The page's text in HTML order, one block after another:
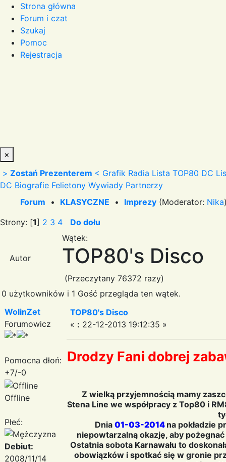
Strona główna
Forum i czat
Szukaj
Pomoc
Rejestracja
×
> Zostań Prezenterem < Grafik Radia Lista TOP80 DC
DC Biografie Felietony Wywiady Partnerzy
Forum • KLASYCZNE • Imprezy (Moderator: Nika
Strony: [1] 2 3 4 Do dołu
Autor
Wątek:
TOP80's Disco
(Przeczytany 76372 razy)
0 użytkowników i 1 Gość przegląda ten wątek.
WolinZet
Forumowicz
Pomocna dłoń:
+7/-0
Offline
Płeć:
Debiut:
2008/11/14
TOP80's Disco
« : 22-12-2013 19:12:35 »
Drodzy Fani dobrej
Z wielką przyjemnością mamy
Stena Line we współpracy z Top80 i
Dnia 01-03-2014 na pokładzie
niepowtarzalną okazję, aby
Ostatnia sobota Karnawału to
obowiązków i spotkać się w gronie